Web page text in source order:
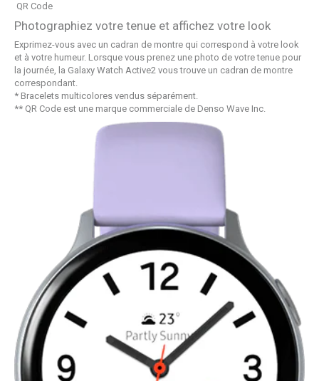
QR Code
Photographiez votre tenue et affichez votre look
Exprimez-vous avec un cadran de montre qui correspond à votre look
et à votre humeur. Lorsque vous prenez une photo de votre tenue pour
la journée, la Galaxy Watch Active2 vous trouve un cadran de montre
correspondant.
* Bracelets multicolores vendus séparément.
** QR Code est une marque commerciale de Denso Wave Inc.